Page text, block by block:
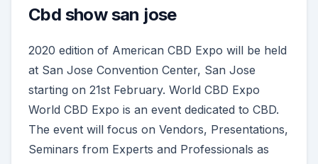
Cbd show san jose
2020 edition of American CBD Expo will be held
at San Jose Convention Center, San Jose
starting on 21st February. World CBD Expo
World CBD Expo is an event dedicated to CBD.
The event will focus on Vendors, Presentations,
Seminars from Experts and Professionals as